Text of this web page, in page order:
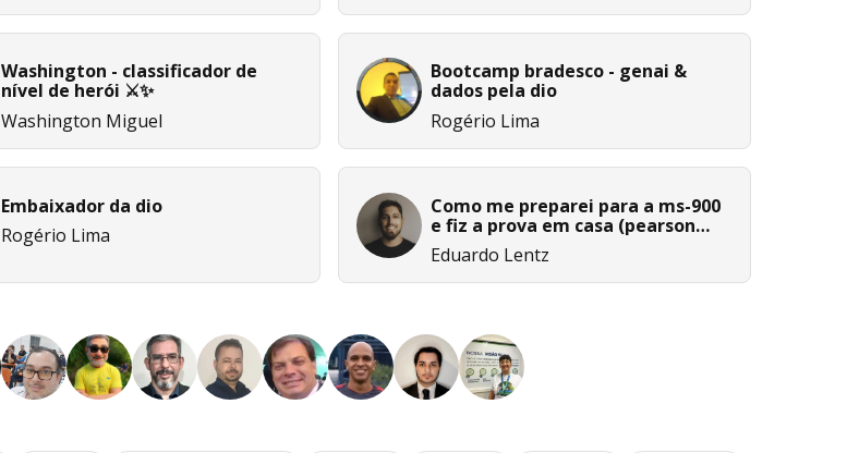
Washington - classificador de
nível de herói ⚔️✨
Washington Miguel
Bootcamp bradesco - genai &
dados pela dio
Rogério Lima
Embaixador da dio
Rogério Lima
Como me preparei para a ms-900
e fiz a prova em casa (pearson
onvue)🪟
Eduardo Lentz